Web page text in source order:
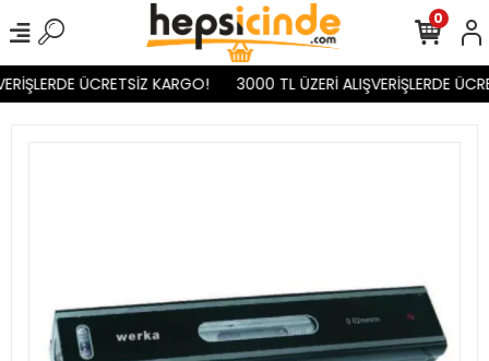
ÜCRETSİZ KARGO! 3000 TL ÜZERİ ALIŞVERİŞLERDE
0